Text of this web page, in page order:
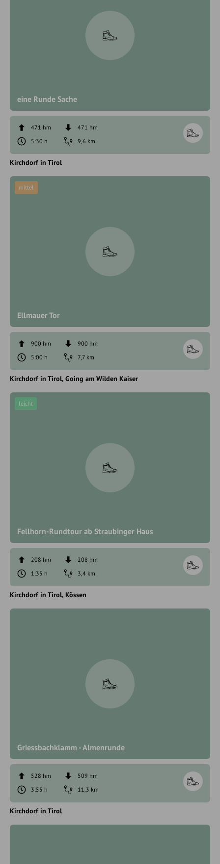
eine Runde Sache
471 hm
471 hm
5:30 h
9,6 km
Kirchdorf in Tirol
Ellmauer Tor
mittel
900 hm
900 hm
5:00 h
7,7 km
Kirchdorf in Tirol Going am Wilden Kaiser
Fellhorn-Rundtour ab Straubinger Haus
leicht
208 hm
208 hm
1:35 h
3,4 km
Kirchdorf in Tirol Kössen
Griessbachklamm - Almenrunde
528 hm
509 hm
3:55 h
11,3 km
Kirchdorf in Tirol